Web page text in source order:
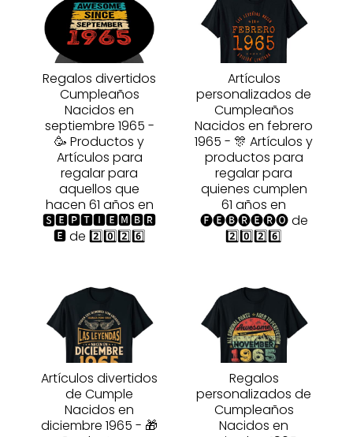
Regalos divertidos
Cumpleaños
Nacidos en
septiembre 1965 -
🥳 Productos y
Artículos para
regalar para
aquellos que
hacen 61 años en
🆂🅴🅿🆃🅸🅴🅼🅱🆁
🅴 de 2️⃣0️⃣2️⃣6️⃣
Artículos
personalizados de
Cumpleaños
Nacidos en febrero
1965 - 🎊 Artículos y
productos para
regalar para
quienes cumplen
61 años en
🅕🅔🅑🅡🅔🅡🅞 de
2️⃣0️⃣2️⃣6️⃣
Artículos divertidos
de Cumple
Nacidos en
diciembre 1965 - 🎁
Regalos
personalizados de
Cumpleaños
Nacidos en